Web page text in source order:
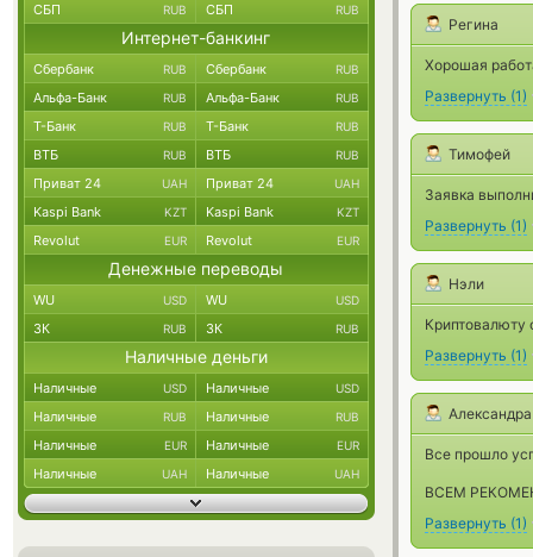
Регина
Хорошая
Развернуть (1)
Тимофей
Заявка
Развернуть (1)
Нэли
Криптовалюту
Развернуть (1)
Александра
Все прошло
ВСЕМ
Развернуть (1)
СБП RUB СБП RUB
Интернет-банкинг
Сбербанк RUB Сбербанк RUB
Альфа-Банк RUB Альфа-Банк RUB
Т-Банк RUB Т-Банк RUB
ВТБ RUB ВТБ RUB
Приват 24 UAH Приват 24 UAH
Kaspi Bank KZT Kaspi Bank KZT
Revolut EUR Revolut EUR
Денежные переводы
WU USD WU USD
ЗК RUB ЗК RUB
Наличные деньги
Наличные USD Наличные USD
Наличные RUB Наличные RUB
Наличные EUR Наличные EUR
Наличные UAH Наличные UAH